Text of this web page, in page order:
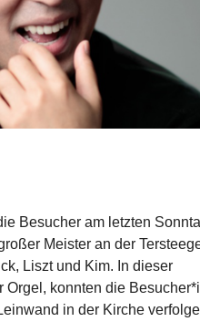
Besucher am letzten
Meister an der
Liszt und Kim. In dieser
konnten die
in der Kirche